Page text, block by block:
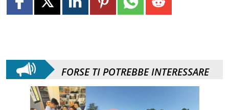
FORSE TI POTREBBE INTERESSARE